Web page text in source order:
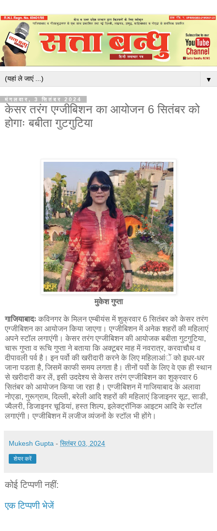
▼
मंगलवार, 3 सितंबर 2024
केसर तरंग एग्जीबिशन का आयोजन 6 सितंबर को
होगाः बबीता गुटगुटिया
मुकेश गुप्ता
गाजियाबादः कविनगर के मिलन एम्बीयंस में शुक्रवार 6 सितंबर को केसर तरंग
एग्जीबिशन का आयोजन किया जाएगा। एग्जीबिशन में अनेक शहरों की महिलाएं
अपने स्टॉल लगाएंगी। केसर तरंग एग्जीबिशन की आयोजक बबीता गुटगुटिया,
चारू गुप्ता व रूचि गुप्ता ने बताया कि अक्टूबर माह में नवरात्र, करवाचौथ व
दीपावली पर्व है। इन पर्वो की खरीदारी करने के लिए महिलाआंें को इधर-धर
जाना पडता है, जिसमें काफी समय लगता है। तीनों पर्वो के लिए वे एक ही स्थान
से खरीदारी कर लें, इसी उददेश्य से केसर तरंग एग्जीबिशन का शुक्रवार 6
सितंबर को आयोजन किया जा रहा है। एग्जीबिशन में गाजियाबाद के अलावा
नोएडा, गुरूग्राम, दिल्ली, बरेली आदि शहरों की महिलाएं डिजाइनर सूट, साडी,
ज्वैलरी, डिजाइनर चूडियां, हस्त शिल्प, इलेक्ट्रॉनिक आइटम आदि के स्टॉल
लगाएंगी। एग्जीबिशन में लजीज व्यंजनों के स्टॉल भी होंगे।
Mukesh Gupta - सितंबर 03, 2024
शेयर करें
कोई टिप्पणी नहीं:
एक टिप्पणी भेजें